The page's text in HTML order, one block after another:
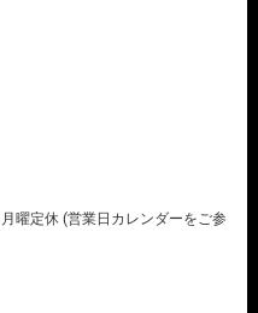
曜定休 (営業日カレンダーをご参